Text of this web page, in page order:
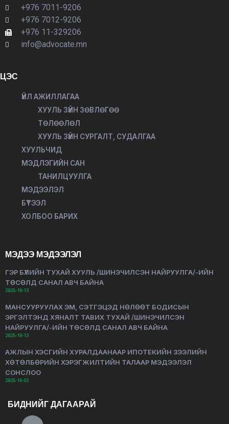
+976 7011-9206
+976 7012-9206
+976 11-329206
info@advocate.mn
ЦЭС
ҮЙЛ АЖИЛЛАГАА
ХУУЛЬ ЗҮЙН ЗӨВЛӨГӨӨ
ТӨЛӨӨЛӨЛ
ХУУЛЬ ЗҮЙН СУРГАЛТ, СУДАЛГАА
ХУУЛЬЧИД
МЭДЛЭГИЙН САН
ТАНИЛЦУУЛГА
МЭДЭЭЛЭЛ
БҮТЭЭЛ
ХОЛБОО БАРИХ
МЭДЭЭ МЭДЭЭЛЭЛ
ГЭР БҮЛИЙН ТУХАЙ ХУУЛЬ /ШИНЭЧИЛСЭН НАЙРУУЛГА/-ИЙН
ТӨСӨЛД САНАЛ АВЧ БАЙНА
2025-10-13
МАНСУУРУУЛАХ ЭМ, СЭТГЭЦЭД НӨЛӨӨТ БОДИСЫН
ЭРГЭЛТЭНД ХЯНАЛТ ТАВИХ ТУХАЙ /ШИНЭЧИЛСЭН
НАЙРУУЛГА/-ИЙН ТӨСӨЛД САНАЛ АВЧ БАЙНА
2025-10-13
АЖЛЫН ХЭСГИЙН ХУРАЛДААНААР ИПОТЕКИЙН ЗЭЭЛИЙН
ХӨТӨЛБӨРИЙН ХЭРЭГЖИЛТИЙН ТАЛААР МЭДЭЭЛЭЛ
СОНСЛОО
2025-10-02
БИДНИЙГ ДАГААРАЙ